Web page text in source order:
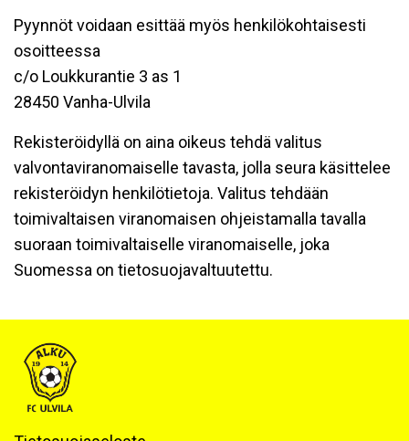
Pyynnöt voidaan esittää myös henkilökohtaisesti
osoitteessa
c/o Loukkurantie 3 as 1
28450 Vanha-Ulvila
Rekisteröidyllä on aina oikeus tehdä valitus
valvontaviranomaiselle tavasta, jolla seura käsittelee
rekisteröidyn henkilötietoja. Valitus tehdään
toimivaltaisen viranomaisen ohjeistamalla tavalla
suoraan toimivaltaiselle viranomaiselle, joka
Suomessa on tietosuojavaltuutettu.